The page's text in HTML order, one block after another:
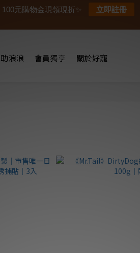
浪浪 會員獨享 關於好寵
100元購物金現領現折✨ 立即註冊